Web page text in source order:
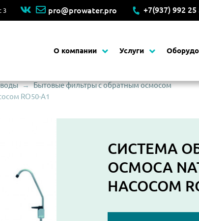
3 pro@prowater.pro +7(937) 992 25
О компании Услуги
Бытовые фильтры с обратным осмосом
RO50-A1
СИСТЕМА
ОСМОСА
НАСОСОМ